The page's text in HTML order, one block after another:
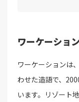
ワーケーショ
ワーケーションは
わせた造語で、
います。リゾート